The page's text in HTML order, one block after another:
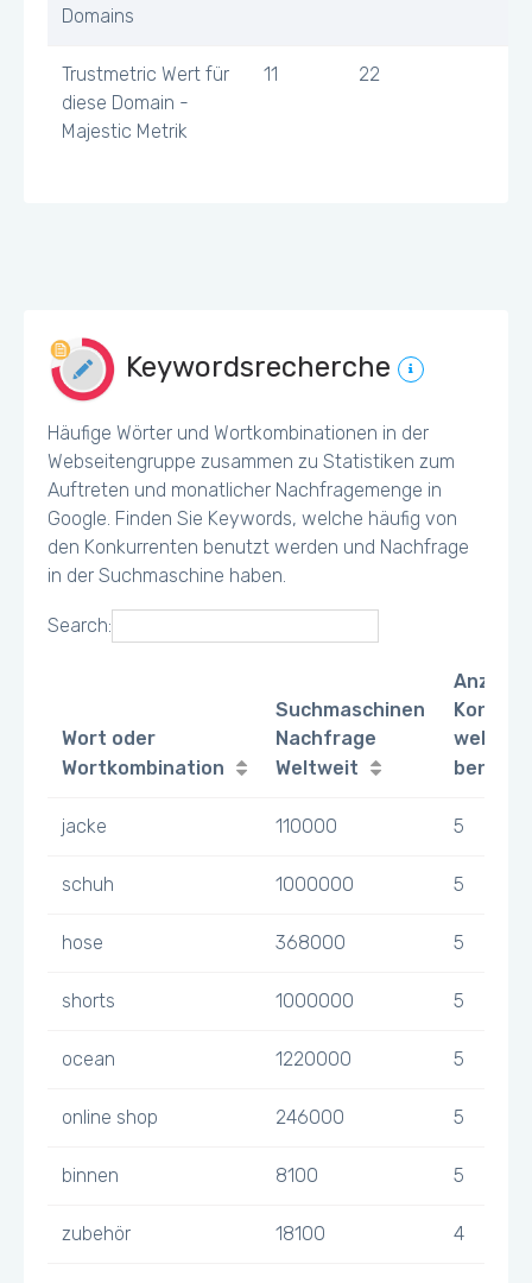
Domains
Trustmetric Wert für
diese Domain -
Majestic Metrik
11 22
Keywordsrecherche
Häufige Wörter und Wortkombinationen in der
Webseitengruppe zusammen zu Statistiken zum
Auftreten und monatlicher Nachfragemenge in
Google. Finden Sie Keywords, welche häufig von
den Konkurrenten benutzt werden und Nachfrage
in der Suchmaschine haben.
Search:
Wort oder
Wortkombination
Suchmaschinen
Nachfrage
Weltweit
Anzahl
welche
jacke 110000 5
schuh 1000000 5
hose 368000 5
shorts 1000000 5
ocean 1220000 5
online shop 246000 5
binnen 8100 5
zubehör 18100 4